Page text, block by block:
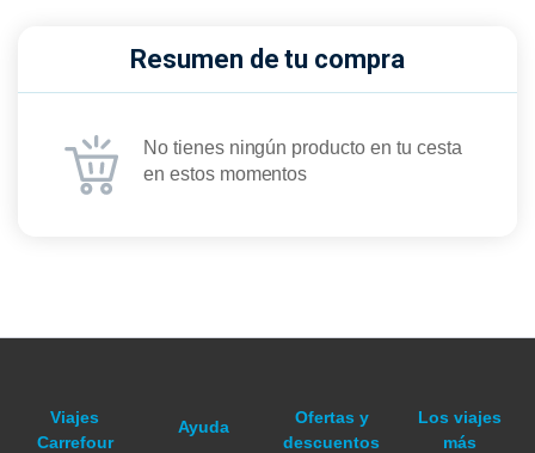
Resumen de tu compra
No tienes ningún producto en tu cesta
en estos momentos
Viajes
Carrefour
Ayuda
Ofertas y
descuentos
Los viajes
más